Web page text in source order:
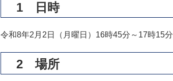
1 日時
令和8年2月2日（月曜日）16時45分～17時15分
2 場所